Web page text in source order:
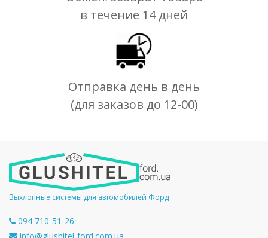
в течение 14 дней
Отправка день в день
(для заказов до 12-00)
Выхлопные системы для автомобилей Форд
094 710-51-26